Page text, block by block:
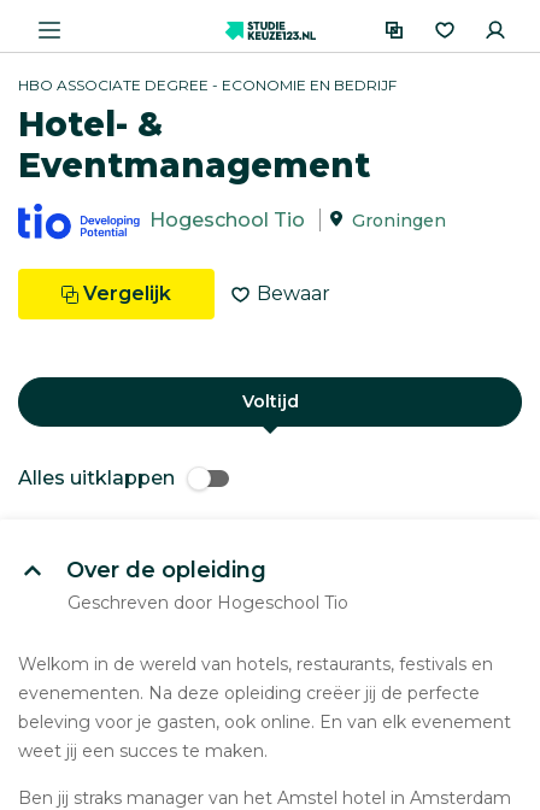
HBO ASSOCIATE DEGREE - ECONOMIE EN BEDRIJF
Hotel- &
Eventmanagement
Hogeschool Tio Groningen
Vergelijk Bewaar
Voltijd
Alles uitklappen
Over de opleiding
Geschreven door Hogeschool Tio
Welkom in de wereld van hotels, restaurants, festivals en
evenementen. Na deze opleiding creëer jij de perfecte
beleving voor je gasten, ook online. En van elk evenement
weet jij een succes te maken.
Ben jij straks manager van het Amstel hotel in Amsterdam